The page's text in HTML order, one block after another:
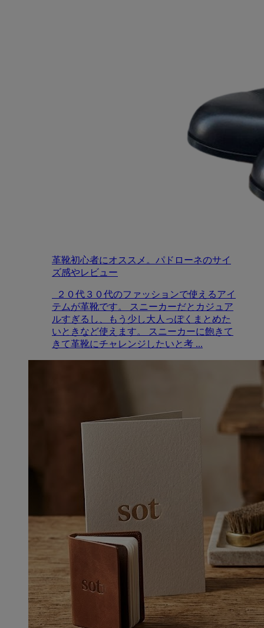
革靴初心者にオススメ。パドローネのサイ
ズ感やレビュー
２０代３０代のファッションで使えるアイ
テムが革靴です。 スニーカーだとカジュア
ルすぎるし、もう少し大人っぽくまとめた
いときなど使えます。 スニーカーに飽きて
きて革靴にチャレンジしたいと考 ...